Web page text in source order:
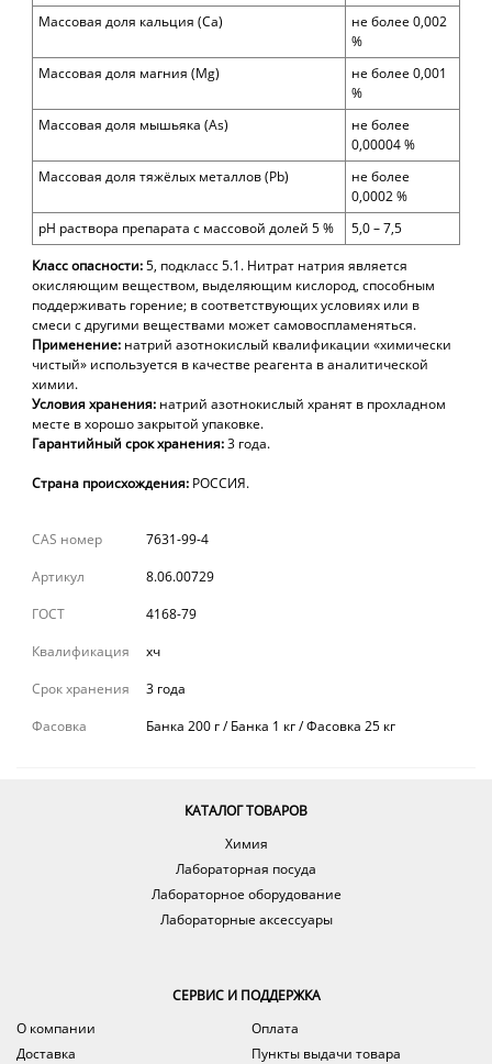
Массовая доля кальция (Ca)
не более 0,002
%
Массовая доля магния (Mg) не более 0,001
%
Массовая доля мышьяка (As)
не более
0,00004 %
Массовая доля тяжёлых металлов(Pb)
не более
0,0002%
pH раствора препарата с массовой долей 5 %
5,0 – 7,5
Класс опасности:5, подкласс 5.1. Нитрат натрия является
окисляющим веществом, выделяющим кислород, способным
поддерживать горение; в соответствующих условиях или в
смеси с другими веществами может самовоспламеняться.
Применение: натрий азотнокислый квалификации «химически
чистый» используется в качестве реагента в аналитической
химии.
Условия хранения: натрий азотнокислый хранят в прохладном
месте в хорошо закрытой упаковке.
Гарантийный срок хранения:3 года.
Страна происхождения: РОССИЯ.
CAS номер
7631-99-4
Артикул
8.06.00729
ГОСТ
4168-79
Квалификация
хч
Срок хранения
3 года
Фасовка
Банка 200 г / Банка 1 кг / Фасовка 25 кг
КАТАЛОГ ТОВАРОВ
Химия
Лабораторная посуда
Лабораторное оборудование
Лабораторные аксессуары
СЕРВИС И ПОДДЕРЖКА
О компании
Оплата
Доставка
Пункты выдачи товара